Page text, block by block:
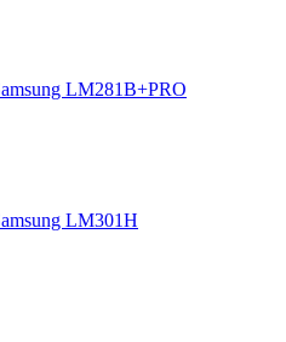
LM281B+PRO
LM301H